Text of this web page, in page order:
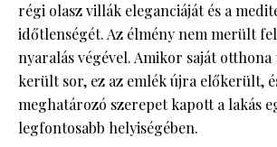
régi olasz villák eleganciáját és a
időtlenségét. Az élmény nem merült
nyaralás végével. Amikor saját otthona
került sor, ez az emlék újra előkerült,
meghatározó szerepet kapott a lakás
legfontosabb helyiségében.